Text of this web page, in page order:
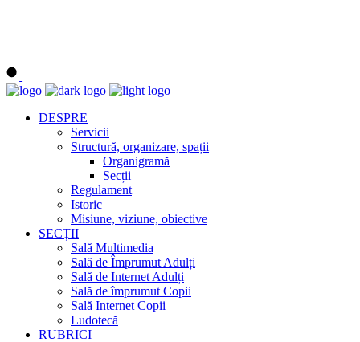
DESPRE
Servicii
Structură, organizare, spații
Organigramă
Secții
Regulament
Istoric
Misiune, viziune, obiective
SECȚII
Sală Multimedia
Sală de Împrumut Adulți
Sală de Internet Adulți
Sală de împrumut Copii
Sală Internet Copii
Ludotecă
RUBRICI